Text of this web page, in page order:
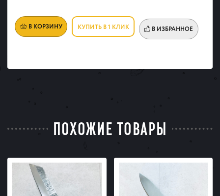
В КОРЗИНУ КУПИТЬ В 1 КЛИК В ИЗБРАННОЕ
ПОХОЖИЕ ТОВАРЫ